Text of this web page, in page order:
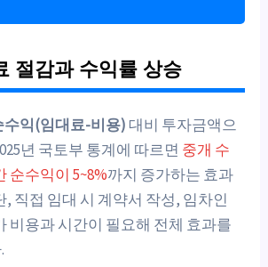
절감과 수익률 상승
수익(임대료-비용) 대비 투자금액으
년 국토부 통계에 따르면 중개 수
순수익이 5~8%까지 증가하는 효과
, 직접 임대 시 계약서 작성, 임차인
비용과 시간이 필요해 전체 효과를